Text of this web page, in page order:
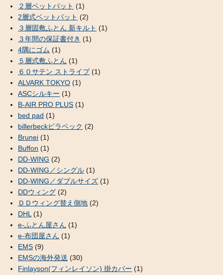
２層ベットパット (1)
2層式ベットパット (2)
３層固敷ふとん 新キルト (1)
３年間の保証書付き (1)
4隅にゴム (1)
５層式敷ふとん (1)
６０サテン ストライプ(1)
ALVARK TOKYO (1)
ASCシルキー (1)
B-AIR PRO PLUS (1)
bed pad (1)
billerbeckビラベック (2)
Brunei (1)
Buffon (1)
DD-WING (2)
DD-WING／シングル (1)
DD-WING／ダブルサイズ (1)
DDウィング (2)
ＤＤウィング替え側地 (2)
DHL (1)
e-ふとん屋さん (1)
e-布団屋さん (1)
EMS (9)
EMSの海外発送 (30)
Finlayson(フィンレイソン) 掛カバー (1)